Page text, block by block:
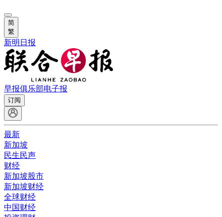
简
繁
新明日报
早报俱乐部电子报
订阅
最新
新加坡
民生民声
财经
新加坡股市
新加坡财经
全球财经
中国财经